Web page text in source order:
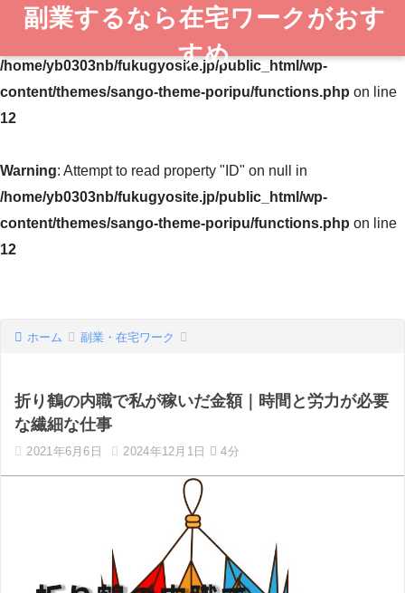
: Undefined variable $post in
/home/yb0303nb/fukugyosite.jp/public_html/wp-
content/themes/sango-theme-poripu/functions.php on line
12
Warning: Attempt to read property "ID" on null in
/home/yb0303nb/fukugyosite.jp/public_html/wp-
content/themes/sango-theme-poripu/functions.php on line
12
副業するなら在宅ワークがおす
すめ
ホーム 副業・在宅ワーク
折り鶴の内職で私が稼いだ金額｜時間と労力が必要
な繊細な仕事
2021年6月6日 2024年12月1日 4分